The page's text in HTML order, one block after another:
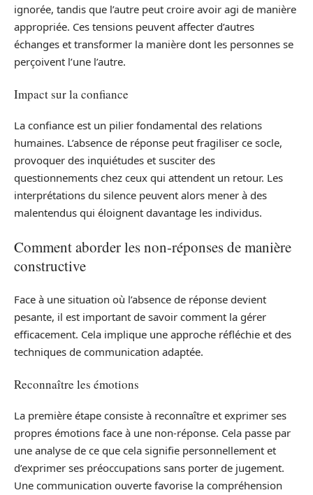
ignorée, tandis que l’autre peut croire avoir agi de manière
appropriée. Ces tensions peuvent affecter d’autres
échanges et transformer la manière dont les personnes se
perçoivent l’une l’autre.
Impact sur la confiance
La confiance est un pilier fondamental des relations
humaines. L’absence de réponse peut fragiliser ce socle,
provoquer des inquiétudes et susciter des
questionnements chez ceux qui attendent un retour. Les
interprétations du silence peuvent alors mener à des
malentendus qui éloignent davantage les individus.
Comment aborder les non-réponses de manière
constructive
Face à une situation où l’absence de réponse devient
pesante, il est important de savoir comment la gérer
efficacement. Cela implique une approche réfléchie et des
techniques de communication adaptée.
Reconnaître les émotions
La première étape consiste à reconnaître et exprimer ses
propres émotions face à une non-réponse. Cela passe par
une analyse de ce que cela signifie personnellement et
d’exprimer ses préoccupations sans porter de jugement.
Une communication ouverte favorise la compréhension